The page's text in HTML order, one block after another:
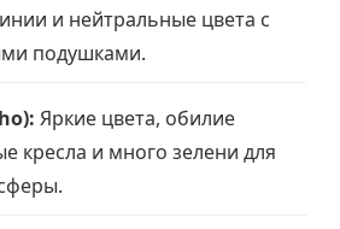
и нейтральные цвета с
подушками.
Яркие цвета, обилие
кресла и много зелени для